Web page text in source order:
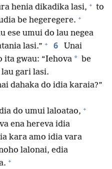
henia dikadika lasi, + to
be hegeregere. +
ese umui do lau negea
lasi.” + 6
Unai
ita gwau: “Iehova * be
gari lasi.
dahaka do idia karaia?”
do umui laloatao, +
ena hereva idia
kara amo idia vara
lalonai, edia
+